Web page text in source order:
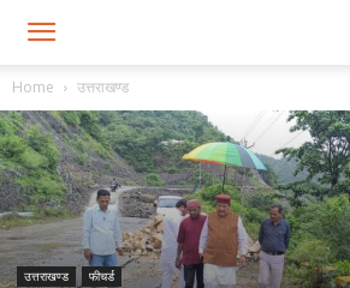
Home उत्तराखण्ड
उत्तराखण्ड फीचर्ड